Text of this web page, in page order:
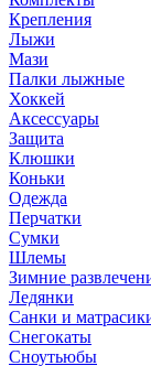
Крепления
Лыжи
Мази
Палки лыжные
Хоккей
Аксессуары
Защита
Клюшки
Коньки
Одежда
Перчатки
Сумки
Шлемы
Зимние
Ледянки
Санки и
Снегокаты
Сноутьюбы